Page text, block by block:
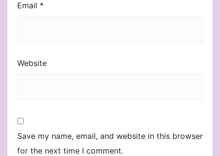
Email *
Website
Save my name, email, and website in this browser
for the next time I comment.